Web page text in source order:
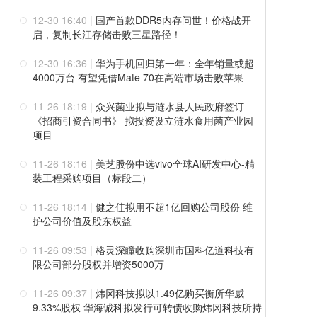
12-30 16:40 | 国产首款DDR5内存问世！价格战开
启，复制长江存储击败三星路径！
12-30 16:36 | 华为手机回归第一年：全年销量或超
4000万台 有望凭借Mate 70在高端市场击败苹果
11-26 18:19 | 众兴菌业拟与涟水县人民政府签订
《招商引资合同书》 拟投资设立涟水食用菌产业园
项目
11-26 18:16 | 美芝股份中选vivo全球AI研发中心-精
装工程采购项目（标段二）
11-26 18:14 | 健之佳拟用不超1亿回购公司股份 维
护公司价值及股东权益
11-26 09:53 | 格灵深瞳收购深圳市国科亿道科技有
限公司部分股权并增资5000万
11-26 09:37 | 炜冈科技拟以1.49亿购买衡所华威
9.33%股权 华海诚科拟发行可转债收购炜冈科技所持